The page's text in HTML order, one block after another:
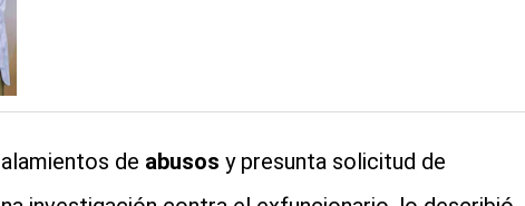
de abusos y presunta solicitud de